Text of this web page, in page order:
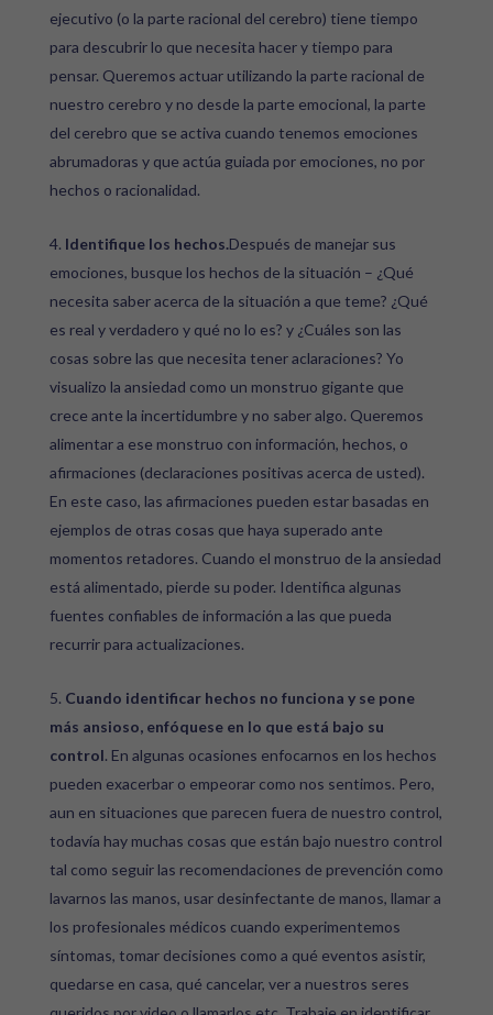
ejecutivo (o la parte racional del cerebro) tiene tiempo
para descubrir lo que necesita hacer y tiempo para
pensar. Queremos actuar utilizando la parte racional de
nuestro cerebro y no desde la parte emocional, la parte
del cerebro que se activa cuando tenemos emociones
abrumadoras y que actúa guiada por emociones, no por
hechos o racionalidad.
Identifique los hechos.Después de manejar sus
emociones, busque los hechos de la situación – ¿Qué
necesita saber acerca de la situación a que teme? ¿Qué
es real y verdadero y qué no lo es? y ¿Cuáles son las
cosas sobre las que necesita tener aclaraciones? Yo
visualizo la ansiedad como un monstruo gigante que
crece ante la incertidumbre y no saber algo. Queremos
alimentar a ese monstruo con información, hechos, o
afirmaciones (declaraciones positivas acerca de usted).
En este caso, las afirmaciones pueden estar basadas en
ejemplos de otras cosas que haya superado ante
momentos retadores. Cuando el monstruo de la ansiedad
está alimentado, pierde su poder. Identifica algunas
fuentes confiables de información a las que pueda
recurrir para actualizaciones.
Cuando identificar hechos no funciona y se pone
más ansioso, enfóquese en lo que está bajo su
control. En algunas ocasiones enfocarnos en los hechos
pueden exacerbar o empeorar como nos sentimos. Pero,
aun en situaciones que parecen fuera de nuestro control,
todavía hay muchas cosas que están bajo nuestro control
tal como seguir las recomendaciones de prevención como
lavarnos las manos, usar desinfectante de manos, llamar a
los profesionales médicos cuando experimentemos
síntomas, tomar decisiones como a qué eventos asistir,
quedarse en casa, qué cancelar, ver a nuestros seres